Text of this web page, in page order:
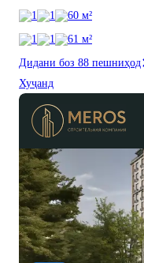
1
1 60 м²
1
1 61 м²
Дидани боз 88 пешниҳод
Хуҷанд